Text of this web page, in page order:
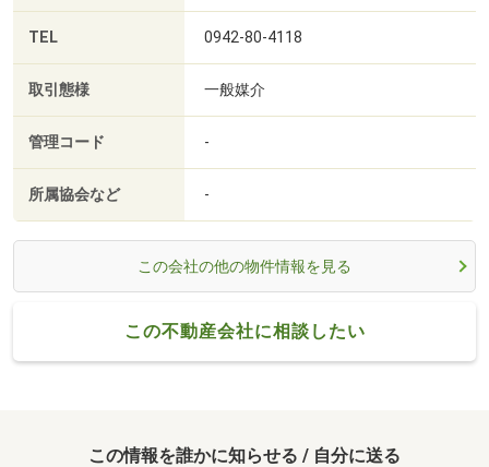
TEL 0942-80-4118
取引態様 一般媒介
管理コード -
所属協会など -
この会社の他の物件情報を見る
この不動産会社に相談したい
この情報を誰かに知らせる / 自分に送る